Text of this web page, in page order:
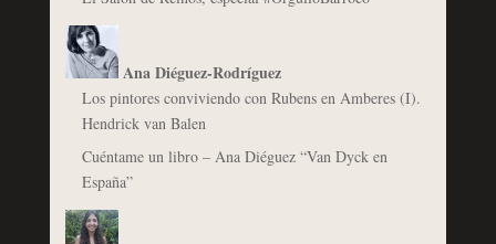
Ana Diéguez-Rodríguez
Los pintores conviviendo con Rubens en Amberes (I).
Hendrick van Balen
Cuéntame un libro – Ana Diéguez “Van Dyck en
España”